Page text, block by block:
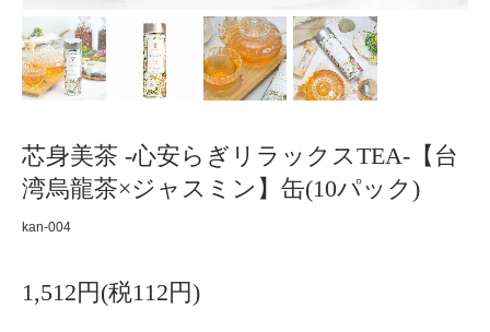
芯身美茶 -心安らぎリラックスTEA-【台
湾烏龍茶×ジャスミン】缶(10パック)
kan-004
1,512円(税112円)